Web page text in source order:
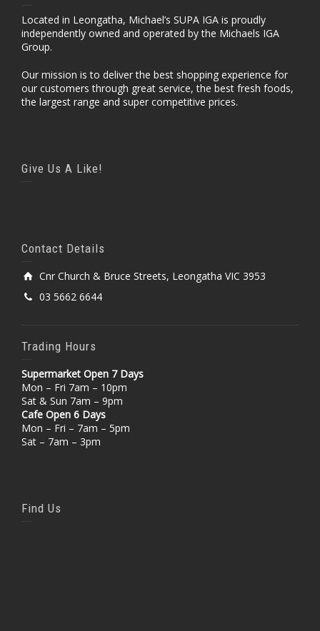
Located in Leongatha, Michael’s SUPA IGA is proudly
independently owned and operated by the Michaels IGA
Group.
Our mission is to deliver the best shopping experience for
our customers through great service, the best fresh foods,
the largest range and super competitive prices.
Give Us A Like!
Contact Details
Cnr Church & Bruce Streets, Leongatha VIC 3953
03 5662 6644
Trading Hours
Supermarket Open 7 Days
Mon – Fri 7am – 10pm
Sat & Sun 7am – 9pm
Cafe Open 6 Days
Mon – Fri – 7am – 5pm
Sat – 7am – 3pm
Find Us